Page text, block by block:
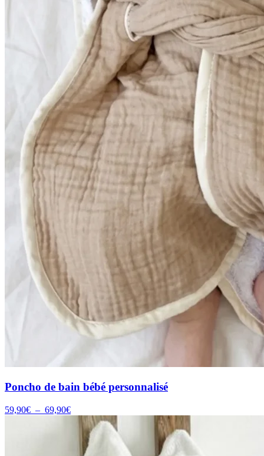
Poncho de bain bébé personnalisé
59,90€ – 69,90€Plage
prix :
59,90€